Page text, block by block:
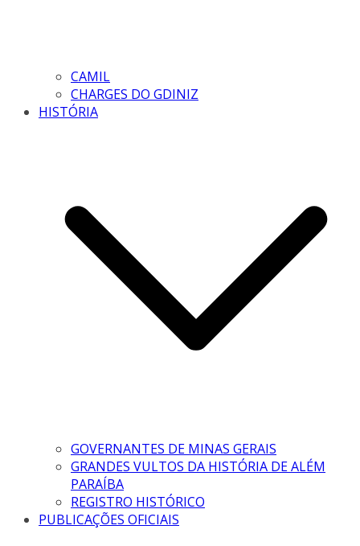
CAMIL
CHARGES DO GDINIZ
HISTÓRIA
GOVERNANTES DE MINAS GERAIS
GRANDES VULTOS DA HISTÓRIA DE ALÉM
PARAÍBA
REGISTRO HISTÓRICO
PUBLICAÇÕES OFICIAIS